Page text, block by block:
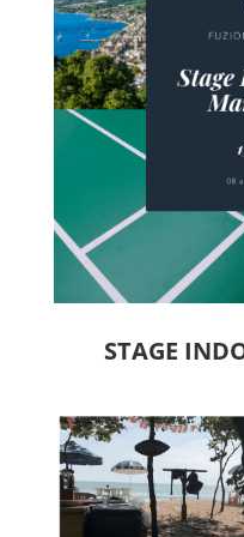
STAGE